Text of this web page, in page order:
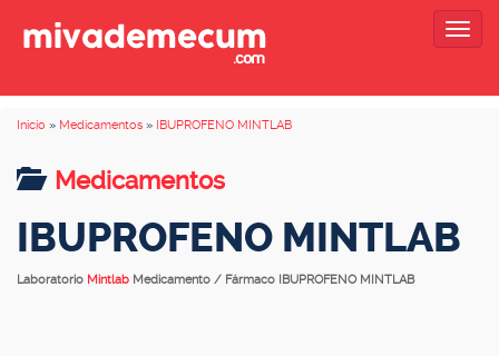
Inicio » Medicamentos » IBUPROFENO MINTLAB
Medicamentos
IBUPROFENO MINTLAB
Laboratorio Mintlab Medicamento / Fármaco IBUPROFENO MINTLAB